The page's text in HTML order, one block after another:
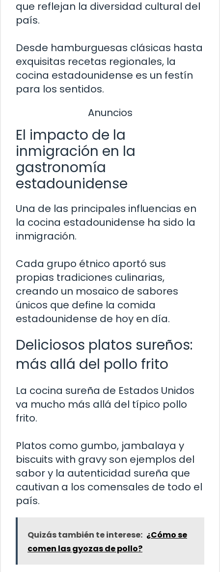
que reflejan la diversidad cultural del
país.
Desde hamburguesas clásicas hasta
exquisitas recetas regionales, la
cocina estadounidense es un festín
para los sentidos.
Anuncios
El impacto de la
inmigración en la
gastronomía
estadounidense
Una de las principales influencias en
la cocina estadounidense ha sido la
inmigración.
Cada grupo étnico aportó sus
propias tradiciones culinarias,
creando un mosaico de sabores
únicos que define la comida
estadounidense de hoy en día.
Deliciosos platos sureños:
más allá del pollo frito
La cocina sureña de Estados Unidos
va mucho más allá del típico pollo
frito.
Platos como gumbo, jambalaya y
biscuits with gravy son ejemplos del
sabor y la autenticidad sureña que
cautivan a los comensales de todo el
país.
Quizás también te interese: ¿Cómo se
comen las gyozas de pollo?